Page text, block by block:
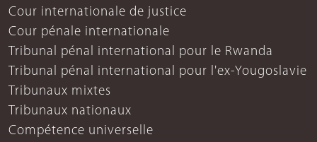
Cour internationale de justice
Cour pénale internationale
Tribunal pénal international pour le Rwanda
Tribunal pénal international pour l'ex-Yougoslavie
Tribunaux mixtes
Tribunaux nationaux
Compétence universelle